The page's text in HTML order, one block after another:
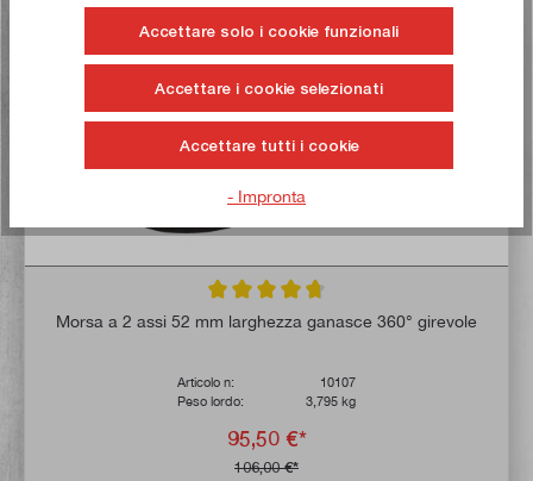
Valutazione media di 4.8 su 5 stelle
Morsa a 2 assi 52 mm larghezza ganasce 360° girevole
Articolo n:
10107
Peso lordo:
3,795 kg
95,50 €*
106,00 €*
Comprate ora!
Accettare solo i cookie funzionali
Accettare i cookie selezionati
Accettare tutti i cookie
- Impronta